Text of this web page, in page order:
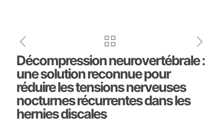
Décompression neurovertébrale :
une solution reconnue pour
réduire les tensions nerveuses
nocturnes récurrentes dans les
hernies discales